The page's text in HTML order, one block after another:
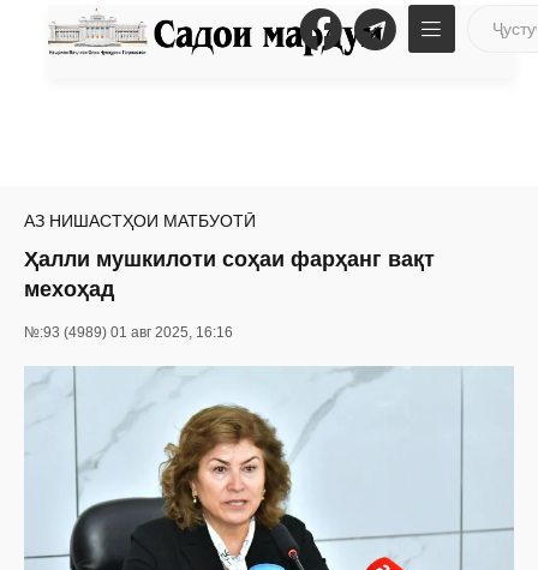
АЗ НИШАСТҲОИ МАТБУОТӢ
Ҳалли мушкилоти соҳаи фарҳанг вақт
мехоҳад
№:93 (4989) 01 авг 2025, 16:16